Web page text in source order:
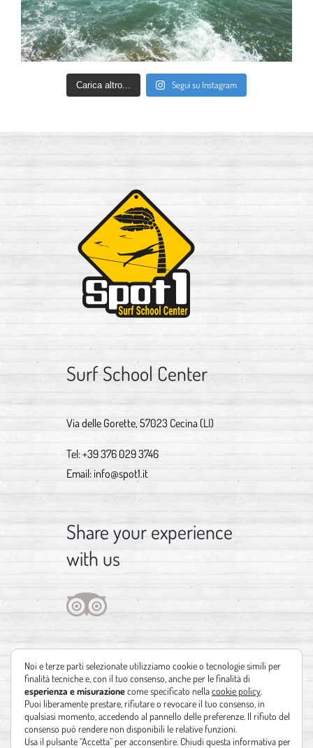
Carica altro... Segui su Instagram
Surf School Center
Via delle Gorette, 57023 Cecina (LI)
Tel:+39 376 029 3746
Email: info@spot1.it
Share your experience
with us
Noi e terze parti selezionate utilizziamo cookie o tecnologie simili per
finalità tecniche e, con il tuo consenso, anche per le finalità di
esperienza e misurazionecome specificato nellacookie policy
Puoi liberamente prestare, rifiutare o revocare il tuo consenso, in
qualsiasi momento, accedendo al pannello delle preferenze. Il rifiuto del
consenso può rendere non disponibili le relative funzioni.
Usa il pulsante “Accetta” per acconsentire. Chiudi questa informativa per